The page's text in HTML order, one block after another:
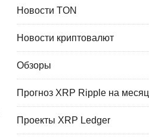
Новости TON
Новости криптовалют
Обзоры
Прогноз XRP Ripple на месяц
Проекты XRP Ledger